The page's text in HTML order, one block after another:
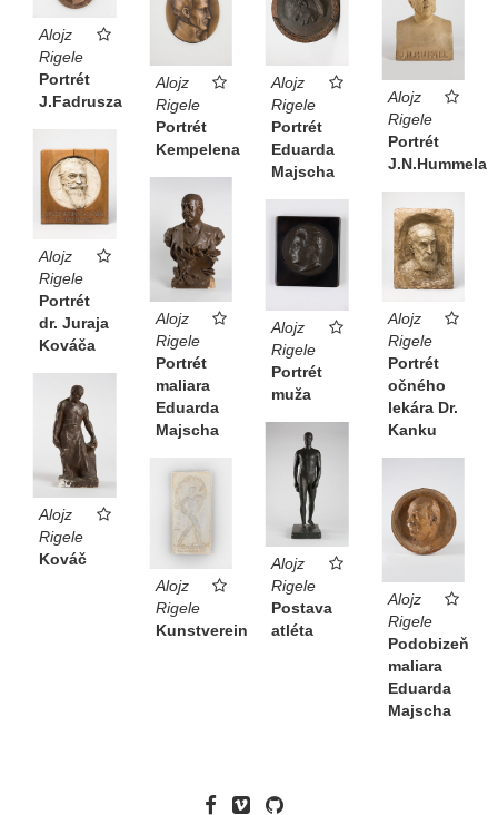
Alojz
Rigele
Portrét
J.Fadrusza
Alojz
Rigele
Portrét
Kempelena
Alojz
Rigele
Portrét
Eduarda
Majscha
Alojz
Rigele
Portrét
J.N.Hummela
Alojz
Rigele
Portrét
dr. Juraja
Kováča
Alojz
Rigele
Portrét
maliara
Eduarda
Majscha
Alojz
Rigele
Portrét
očného
lekára Dr.
Kanku
Alojz
Rigele
Portrét
muža
Alojz
Rigele
Kováč
Alojz
Rigele
Postava
atléta
Alojz
Rigele
Kunstverein
Alojz
Rigele
Podobizeň
maliara
Eduarda
Majscha